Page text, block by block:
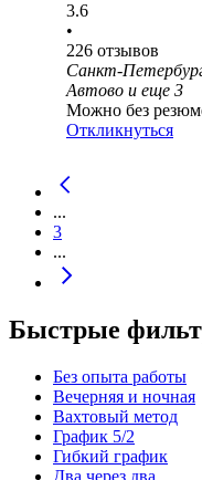
3.6
•
226 отзывов
Санкт-
Автово и еще 3
Можно без
Откликнуться
...
3
...
Быстрые
Без опыта работы
Вечерняя и ночная
Вахтовый метод
График 5/2
Гибкий график